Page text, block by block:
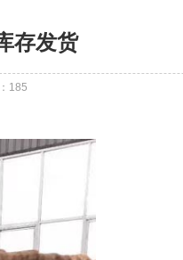
存发货
185